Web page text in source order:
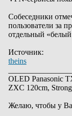
Собеседники
пользователи за
отдельный
Источник:
theins
OLED Panasonic
ZXC 120cm,
Желаю, чтобы у